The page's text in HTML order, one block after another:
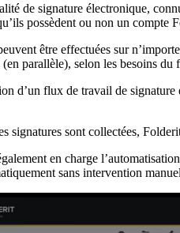
de signature électronique,
possèdent ou non un compte
être effectuées sur
(en parallèle), selon les besoins du
d’un flux de travail de
signatures sont collectées,
en charge
sans intervention